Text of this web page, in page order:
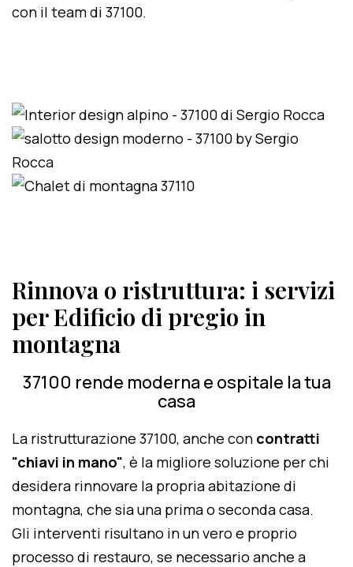
con il team di 37100.
Rinnova o ristruttura: i servizi
per Edificio di pregio in
montagna
37100 rende moderna e ospitale la tua
casa
La ristrutturazione 37100, anche con contratti
"chiavi in mano", è la migliore soluzione per chi
desidera rinnovare la propria abitazione di
montagna, che sia una prima o seconda casa.
Gli interventi risultano in un vero e proprio
processo di restauro, se necessario anche a